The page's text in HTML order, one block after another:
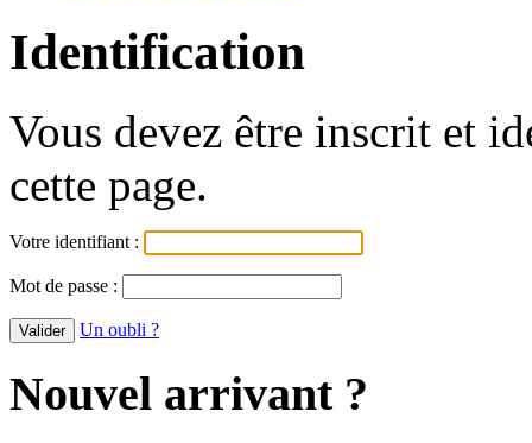
Identification
Vous devez être inscrit et
cette page.
Votre identifiant :
Mot de passe :
Un oubli ?
Nouvel arrivant ?